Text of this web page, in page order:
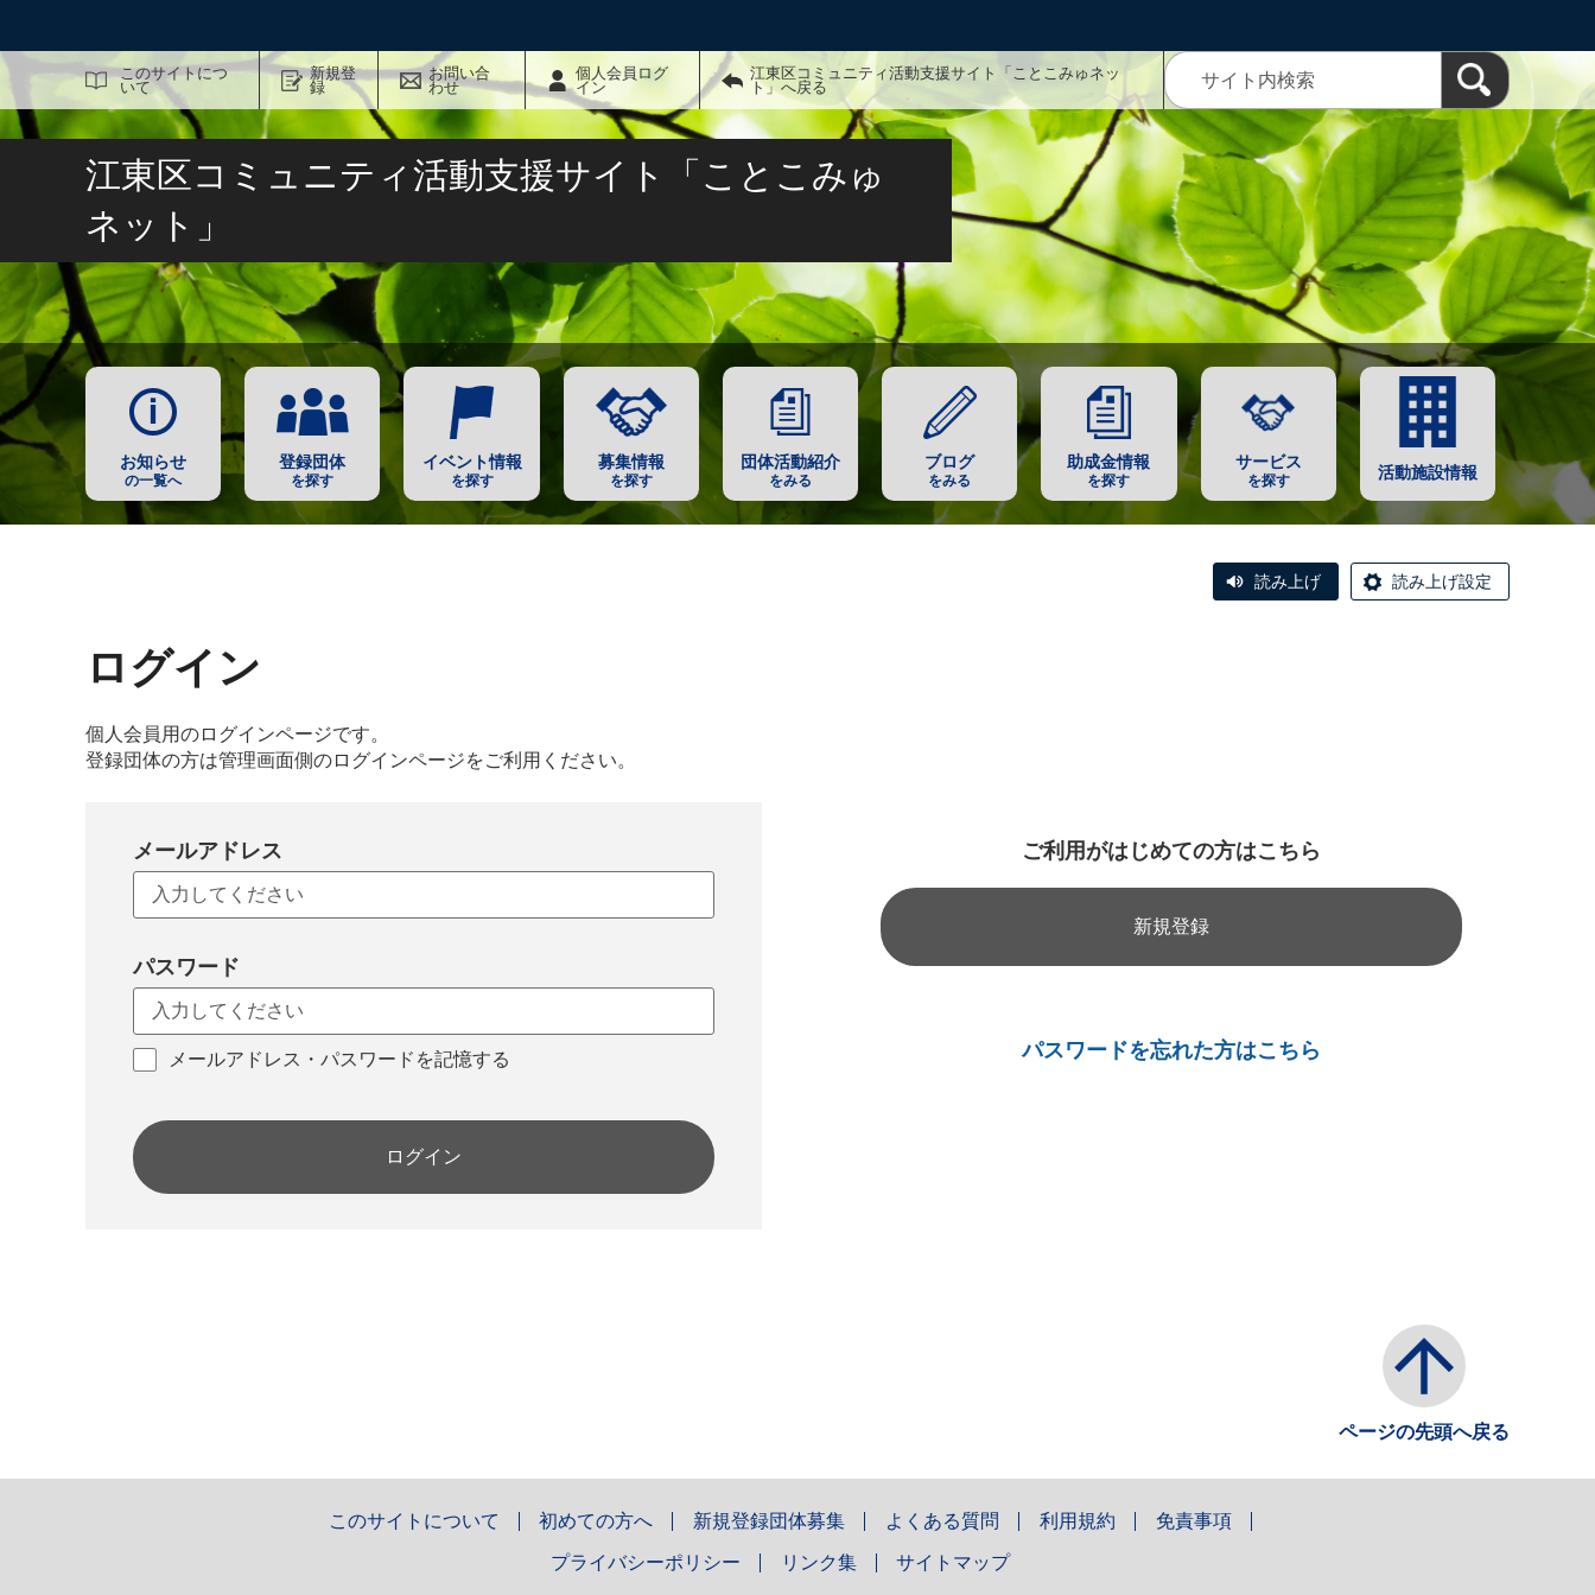
このサイトにつ
いて
新規登
録
お問い合
わせ
個人会員ログ
イン
江東区コミュニティ活動支援サイト「ことこみゅネッ
ト」へ戻る
サイト内検索
江東区コミュニティ活動支援サイト「ことこみゅ
ネット」
お知らせ
の一覧へ
登録団体
を探す
イベント情報
を探す
募集情報
を探す
団体活動紹介
をみる
ブログ
をみる
助成金情報
を探す
サービス
を探す 活動施設情報
読み上げ 読み上げ設定
ログイン
個人会員用のログインページです。
登録団体の方は管理画面側のログインページをご利用ください。
メールアドレス
パスワード
メールアドレス・パスワードを記憶する
ログイン
ご利用がはじめての方はこちら
新規登録
パスワードを忘れた方はこちら
ページの先頭へ戻る
このサイトについて 初めての方へ 新規登録団体募集 よくある質問 利用規約 免責事項
プライバシーポリシー リンク集 サイトマップ